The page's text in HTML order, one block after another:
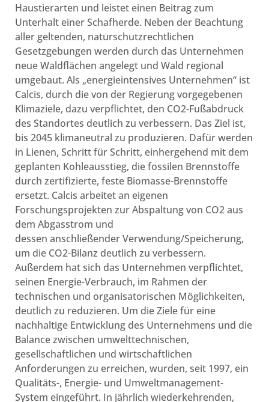
Haustierarten und leistet einen Beitrag zum
Unterhalt einer Schafherde. Neben der Beachtung
aller geltenden, naturschutzrechtlichen
Gesetzgebungen werden durch das Unternehmen
neue Waldflächen angelegt und Wald regional
umgebaut. Als „energieintensives Unternehmen“ ist
Calcis, durch die von der Regierung vorgegebenen
Klimaziele, dazu verpflichtet, den CO2-Fußabdruck
des Standortes deutlich zu verbessern. Das Ziel ist,
bis 2045 klimaneutral zu produzieren. Dafür werden
in Lienen, Schritt für Schritt, einhergehend mit dem
geplanten Kohleausstieg, die fossilen Brennstoffe
durch zertifizierte, feste Biomasse-Brennstoffe
ersetzt. Calcis arbeitet an eigenen
Forschungsprojekten zur Abspaltung von CO2 aus
dem Abgasstrom und
dessen anschließender Verwendung/Speicherung,
um die CO2-Bilanz deutlich zu verbessern.
Außerdem hat sich das Unternehmen verpflichtet,
seinen Energie-Verbrauch, im Rahmen der
technischen und organisatorischen Möglichkeiten,
deutlich zu reduzieren. Um die Ziele für eine
nachhaltige Entwicklung des Unternehmens und die
Balance zwischen umwelttechnischen,
gesellschaftlichen und wirtschaftlichen
Anforderungen zu erreichen, wurden, seit 1997, ein
Qualitäts-, Energie- und Umweltmanagement-
System eingeführt. In jährlich wiederkehrenden,